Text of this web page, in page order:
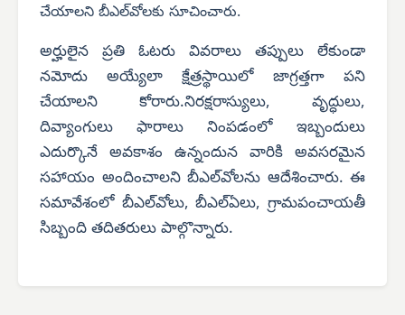
చేయాలని బీఎల్‌వోలకు సూచించారు.
అర్హులైన ప్రతి ఓటరు వివరాలు తప్పులు లేకుండా
నమోదు అయ్యేలా క్షేత్రస్థాయిలో జాగ్రత్తగా పని
చేయాలని కోరారు.నిరక్షరాస్యులు, వృద్ధులు,
దివ్యాంగులు ఫారాలు నింపడంలో ఇబ్బందులు
ఎదుర్కొనే అవకాశం ఉన్నందున వారికి అవసరమైన
సహాయం అందించాలని బీఎల్‌వోలను ఆదేశించారు. ఈ
సమావేశంలో బీఎల్‌వోలు, బీఎల్‌ఏలు, గ్రామపంచాయతీ
సిబ్బంది తదితరులు పాల్గొన్నారు.